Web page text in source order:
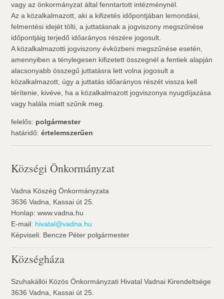
vagy az önkormányzat által fenntartott intézménynél.
Az a közalkalmazott, aki a kifizetés időpontjában lemondási,
felmentési idejét tölti, a juttatásnak a jogviszony megszűnése
időpontjáig terjedő időarányos részére jogosult.
A közalkalmazotti jogviszony évközbeni megszűnése esetén,
amennyiben a ténylegesen kifizetett összegnél a fentiek alapján
alacsonyabb összegű juttatásra lett volna jogosult a
közalkalmazott, úgy a juttatás időarányos részét vissza kell
térítenie, kivéve, ha a közalkalmazott jogviszonya nyugdíjazása
vagy halála miatt szűnik meg.
felelős: polgármester
határidő:értelemszerűen
Községi Önkormányzat
Vadna Köszég Önkormányzata
3636 Vadna, Kassai út 25.
Honlap: www.vadna.hu
E-mail: hivatal@vadna.hu
Képviseli: Bencze Péter polgármester
Községháza
Szuhakállói Közös Önkormányzati Hivatal Vadnai Kirendeltsége
3636 Vadna, Kassai út 25.